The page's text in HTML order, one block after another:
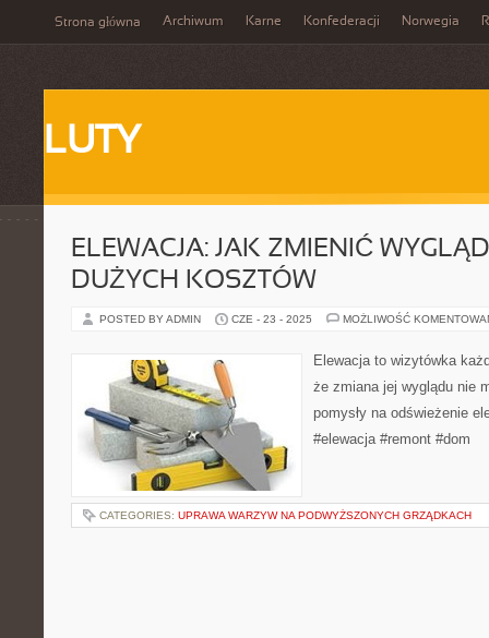
Strona główna Archiwum Karne Konfederacji Norwegia
LUTY
ELEWACJA: JAK ZMIENIĆ
DUŻYCH KOSZTÓW
POSTED BY ADMIN CZE - 23 - 2025 MOŻLIWOŚĆ
Elewacja to wizytówka
że zmiana jej wyglądu nie
pomysły na odświeżenie
#elewacja #remont #dom
CATEGORIES: UPRAWA WARZYW NA PODWYŻSZONYCH GRZĄDKACH